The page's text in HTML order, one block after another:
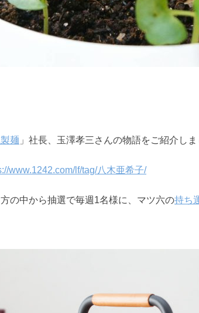
麺 」社長、玉澤孝三さんの物語をご紹介しま
www.1242.com/lf/tag/八木亜希子/
の中から抽選で毎週1名様に、マツ六の持ち